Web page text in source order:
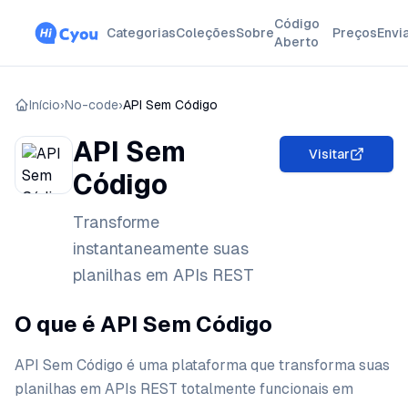
CategoriasColeçõesSobre
Código
Aberto
Preços
Início›No-code›API Sem Código
API Sem
Código
Transforme
instantaneamente suas
planilhas em APIs REST
Visitar
O que é API Sem Código
API Sem Código é uma plataforma que transforma suas
planilhas em APIs REST totalmente funcionais em